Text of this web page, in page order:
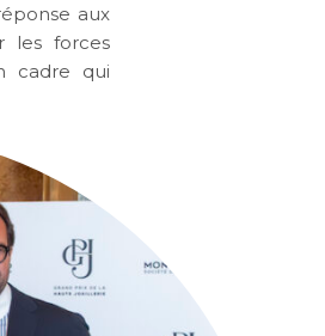
aux
les forces
cadre qui